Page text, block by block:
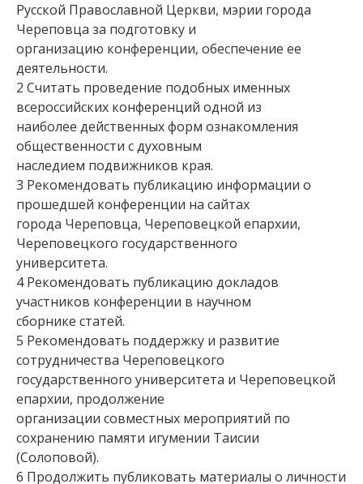
Русской Православной Церкви, мэрии города
Череповца за подготовку и
организацию конференции, обеспечение ее
деятельности.
2 Считать проведение подобных именных
всероссийских конференций одной из
наиболее действенных форм ознакомления
общественности с духовным
наследием подвижников края.
3 Рекомендовать публикацию информации о
прошедшей конференции на сайтах
города Череповца, Череповецкой епархии,
Череповецкого государственного
университета.
4 Рекомендовать публикацию докладов
участников конференции в научном
сборнике статей.
5 Рекомендовать поддержку и развитие
сотрудничества Череповецкого
государственного университета и Череповецкой
епархии, продолжение
организации совместных мероприятий по
сохранению памяти игумении Таисии
(Солоповой).
6 Продолжить публиковать материалы о личности